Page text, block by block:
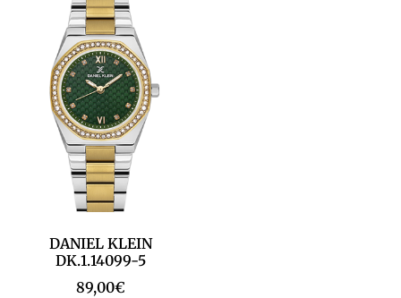
DANIEL KLEIN
DK.1.14099-5
89,00€